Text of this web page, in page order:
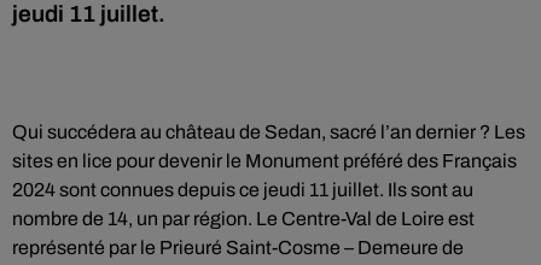
jeudi 11 juillet.
Qui succédera au château de Sedan, sacré l’an dernier ? Les
sites en lice pour devenir le Monument préféré des Français
2024 sont connues depuis ce jeudi 11 juillet. Ils sont au
nombre de 14, un par région. Le Centre-Val de Loire est
représenté par le Prieuré Saint-Cosme – Demeure de